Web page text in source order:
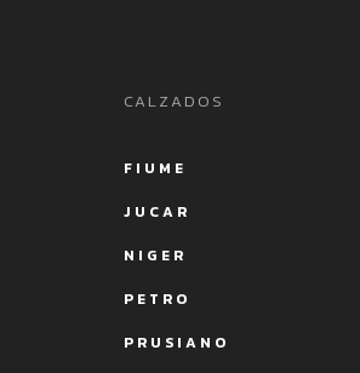
CALZADOS
FIUME
JUCAR
NIGER
PETRO
PRUSIANO